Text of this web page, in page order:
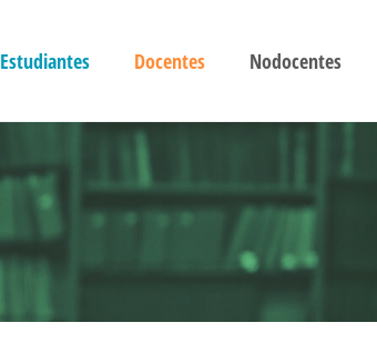
Estudiantes Docentes Nodocentes